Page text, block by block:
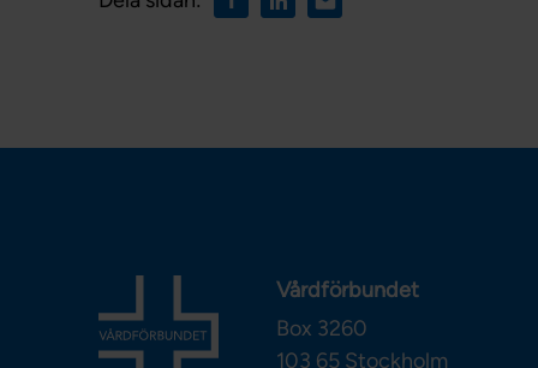
Vårdförbundet
Box 3260
103 65 Stockholm